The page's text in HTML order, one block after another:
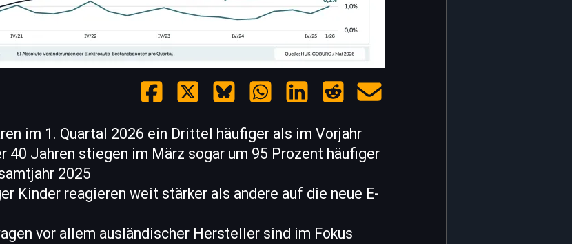
im 1. Quartal 2026 ein Drittel häufiger als im Vorjahr
40 Jahren stiegen im März sogar um 95 Prozent häufiger
2025
Kinder reagieren weit stärker als andere auf die neue E-
vor allem ausländischer Hersteller sind im Fokus